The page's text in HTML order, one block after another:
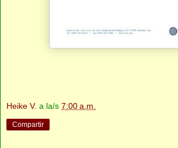
Heike V. a la/s 7:00 a.m.
Compartir